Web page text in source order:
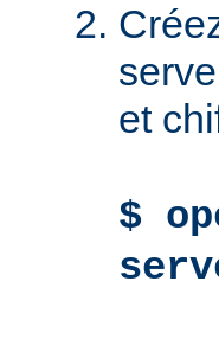
et
$